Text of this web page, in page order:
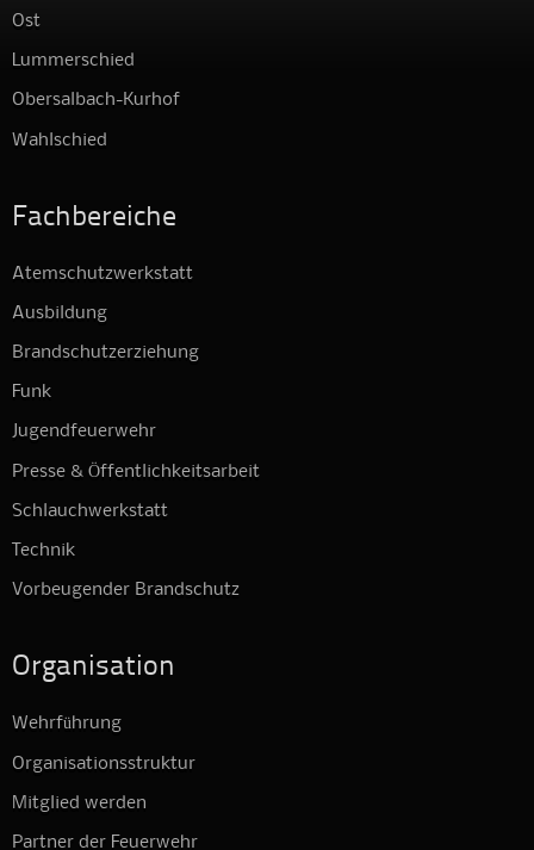
Ost
Lummerschied
Obersalbach-Kurhof
Wahlschied
Fachbereiche
Atemschutzwerkstatt
Ausbildung
Brandschutzerziehung
Funk
Jugendfeuerwehr
Presse & Öffentlichkeitsarbeit
Schlauchwerkstatt
Technik
Vorbeugender Brandschutz
Organisation
Wehrführung
Organisationsstruktur
Mitglied werden
Partner der Feuerwehr